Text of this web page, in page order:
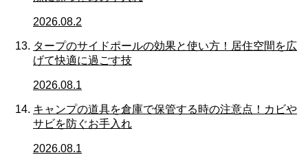
2026.08.2
タープのサイドポールの効果と使い方！居住空間を広
げて快適に過ごす技
2026.08.1
キャンプの道具を倉庫で保管する時の注意点！カビや
サビを防ぐお手入れ
2026.08.1